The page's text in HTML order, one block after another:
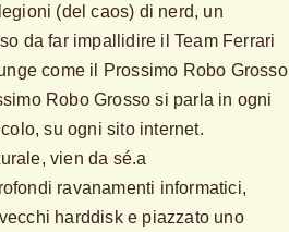
(del caos) di nerd, un
da far impallidire il Team Ferrari
come il Prossimo Robo Grosso
Robo Grosso si parla in ogni
su ogni sito internet.
vien da sé.a
ravanamenti informatici,
harddisk e piazzato uno